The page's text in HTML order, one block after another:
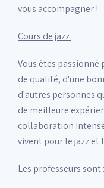
vous accompagner !
Cours de jazz
Vous êtes passionné
de qualité, d'une
d'autres personnes
de meilleure
collaboration
vivent pour le jazz
Les professeurs sont :